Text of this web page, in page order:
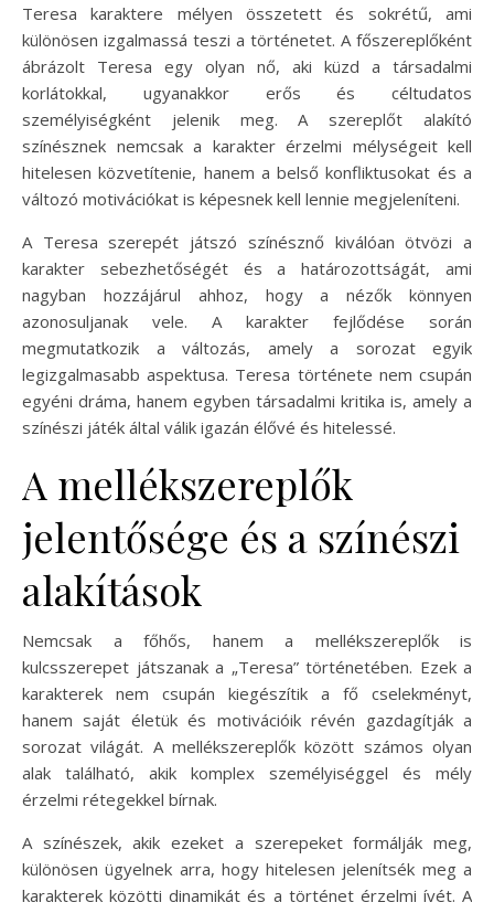
Teresa karaktere mélyen összetett és sokrétű, ami
különösen izgalmassá teszi a történetet. A főszereplőként
ábrázolt Teresa egy olyan nő, aki küzd a társadalmi
korlátokkal, ugyanakkor erős és céltudatos
személyiségként jelenik meg. A szereplőt alakító
színésznek nemcsak a karakter érzelmi mélységeit kell
hitelesen közvetítenie, hanem a belső konfliktusokat és a
változó motivációkat is képesnek kell lennie megjeleníteni.
A Teresa szerepét játszó színésznő kiválóan ötvözi a
karakter sebezhetőségét és a határozottságát, ami
nagyban hozzájárul ahhoz, hogy a nézők könnyen
azonosuljanak vele. A karakter fejlődése során
megmutatkozik a változás, amely a sorozat egyik
legizgalmasabb aspektusa. Teresa története nem csupán
egyéni dráma, hanem egyben társadalmi kritika is, amely a
színészi játék által válik igazán élővé és hitelessé.
A mellékszereplők
jelentősége és a színészi
alakítások
Nemcsak a főhős, hanem a mellékszereplők is
kulcsszerepet játszanak a „Teresa” történetében. Ezek a
karakterek nem csupán kiegészítik a fő cselekményt,
hanem saját életük és motivációik révén gazdagítják a
sorozat világát. A mellékszereplők között számos olyan
alak található, akik komplex személyiséggel és mély
érzelmi rétegekkel bírnak.
A színészek, akik ezeket a szerepeket formálják meg,
különösen ügyelnek arra, hogy hitelesen jelenítsék meg a
karakterek közötti dinamikát és a történet érzelmi ívét. A